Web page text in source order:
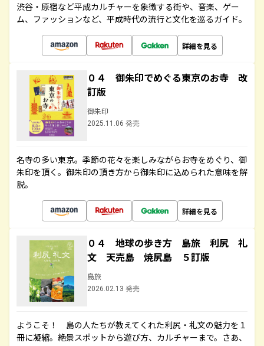
渋谷・原宿など平成カルチャーを象徴する街や、音楽、ゲー
ム、ファッションなど、平成時代の流行と文化を巡るガイド。
詳細を見る
０４ 御朱印でめぐる東京のお寺 改
訂版
御朱印
2025.11.06 発売
名寺の多い東京。季節の花々を楽しみながらお寺をめぐり、御
朱印を頂く。御朱印の頂き方から御朱印に込められた意味を解
説。
詳細を見る
０４ 地球の歩き方 島旅 利尻 礼
文 天売島 焼尻島 ５訂版
島旅
2026.02.13 発売
ようこそ！ 島の人たちが教えてくれた利尻・礼文の魅力を１
冊に凝縮。絶景スポットから遊び方、カルチャーまで。さあ、